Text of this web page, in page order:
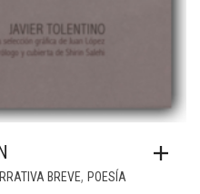
BREVE, POESÍA